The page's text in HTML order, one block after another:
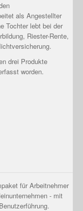
als Angestellter
Tochter lebt bei der
Riester-Rente,
drei Produkte
worden.
für Arbeitnehmer
- mit